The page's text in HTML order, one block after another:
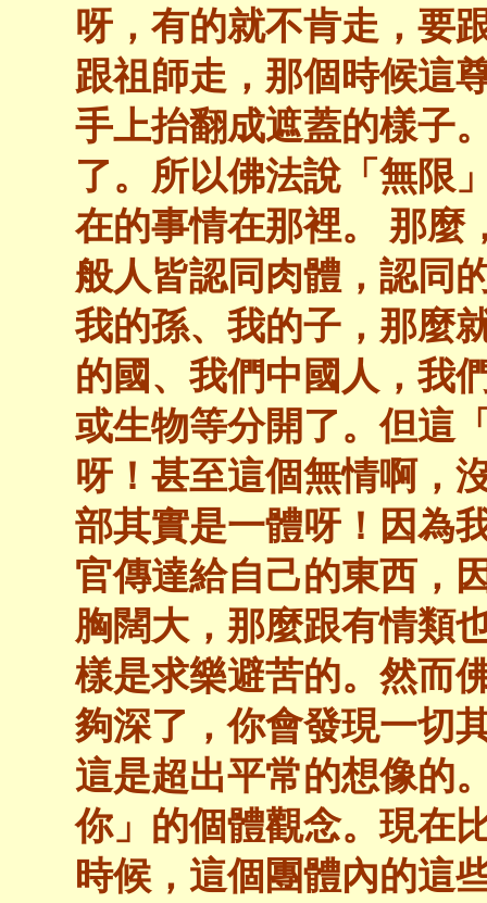
呀，有的就不肯走，要
跟祖師走，那個時候這
手上抬翻成遮蓋的樣子
了。所以佛法說「無限
在的事情在那裡。 那麼
般人皆認同肉體，認同
我的孫、我的子，那麼
的國、我們中國人，我
或生物等分開了。但這
呀！甚至這個無情啊，
部其實是一體呀！因為
官傳達給自己的東西，
胸闊大，那麼跟有情類
樣是求樂避苦的。然而
夠深了，你會發現一切
這是超出平常的想像的
你」的個體觀念。現在
時候，這個團體內的這